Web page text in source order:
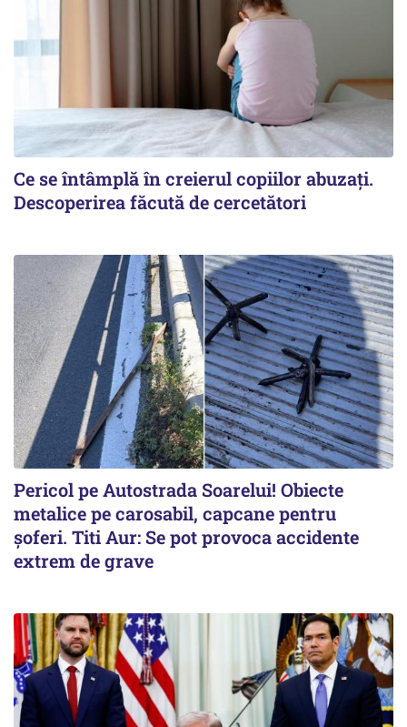
Ce se întâmplă în creierul copiilor abuzați.
Descoperirea făcută de cercetători
Pericol pe Autostrada Soarelui! Obiecte
metalice pe carosabil, capcane pentru
șoferi. Titi Aur: Se pot provoca accidente
extrem de grave